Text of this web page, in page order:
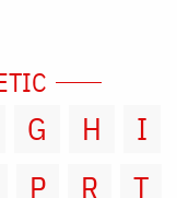
G H
I
P R
T